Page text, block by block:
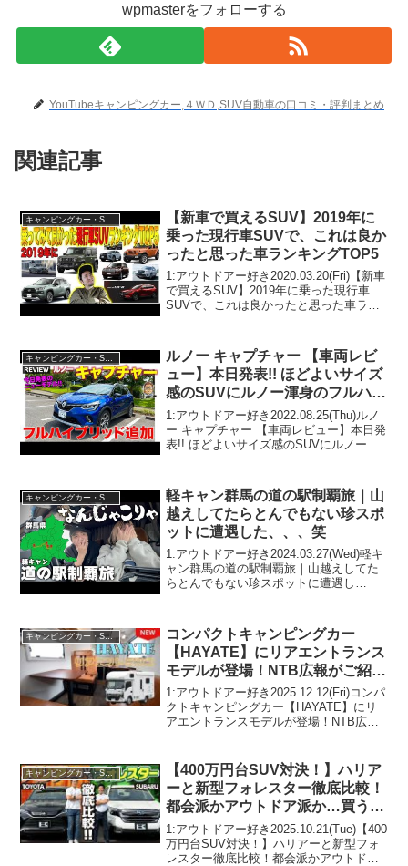
wpmasterをフォローする
YouTubeキャンピングカー,４ＷＤ,SUV自動車の口コミ・評判まとめ
関連記事
【新車で買えるSUV】2019年に
乗った現行車SUVで、これは良か
ったと思った車ランキングTOP5
1:アウトドアー好き2020.03.20(Fri)【新車
で買えるSUV】2019年に乗った現行車
SUVで、これは良かったと思った車ラン
2020.03.20(Fri)T...
キャンピングカー・SUV人気車種
ルノー キャプチャー 【車両レビ
ュー】本日発表!! ほどよいサイズ
感のSUVにルノー渾身のフルハイ
ブリッドを追加!! 燃費は輸入車
SUVでナンバーワン!! E-CarLife
with 五味やすたか
1:アウトドアー好き2022.08.25(Thu)ルノ
ー キャプチャー 【車両レビュー】本日発
表!! ほどよいサイズ感のSUVにルノー渾
五味...
軽キャン群馬の道の駅制覇旅｜山
越えしてたらとんでもない珍スポ
ットに遭遇した、、、笑
1:アウトドアー好き2024.03.27(Wed)軽キ
ャン群馬の道の駅制覇旅｜山越えしてた
らとんでもない珍スポットに遭遇し
2024.03.27(Wed)この動画は注目です...
キャンピングカー・SUV人気車種
コンパクトキャンピングカー
【HAYATE】にリアエントランス
モデルが登場！NTB広報がご紹介
♪
1:アウトドアー好き2025.12.12(Fri)コンパ
クトキャンピングカー【HAYATE】にリ
アエントランスモデルが登場！NTB広報
2025.12.12(Fri)この動...
キャンピングカー・SUV人気車種
【400万円台SUV対決！】ハリア
ーと新型フォレスター徹底比較！
都会派かアウトドア派か…買うな
らどっち？toyota Harrier vs
subaru forester
1:アウトドアー好き2025.10.21(Tue)【400
万円台SUV対決！】ハリアーと新型フォ
レスター徹底比較！都会派かアウトドア